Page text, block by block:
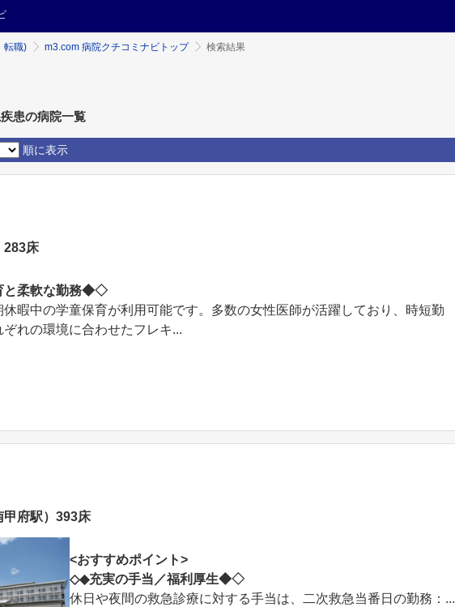
転職) m3.com 病院クチコミナビトップ 検索結果
患の病院一覧
順に表示
283床
と柔軟な勤務◆◇
暇中の学童保育が利用可能です。多数の女性医師が活躍しており、時短勤
れの環境に合わせたフレキ...
甲府駅）393床
<おすすめポイント>
◇◆充実の手当／福利厚生◆◇
休日や夜間の救急診療に対する手当は、二次救急当番日の勤務：...